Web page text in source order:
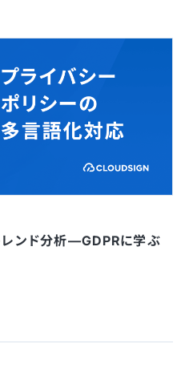
レンド分析—GDPRに学ぶ